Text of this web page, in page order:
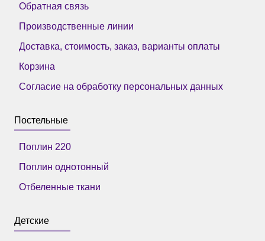
Обратная связь
Производственные линии
Доставка, стоимость, заказ, варианты оплаты
Корзина
Согласие на обработку персональных данных
Постельные
Поплин 220
Поплин однотонный
Отбеленные ткани
Детские